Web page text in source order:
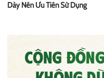
Dày Nên Ưu Tiên Sử Dụng